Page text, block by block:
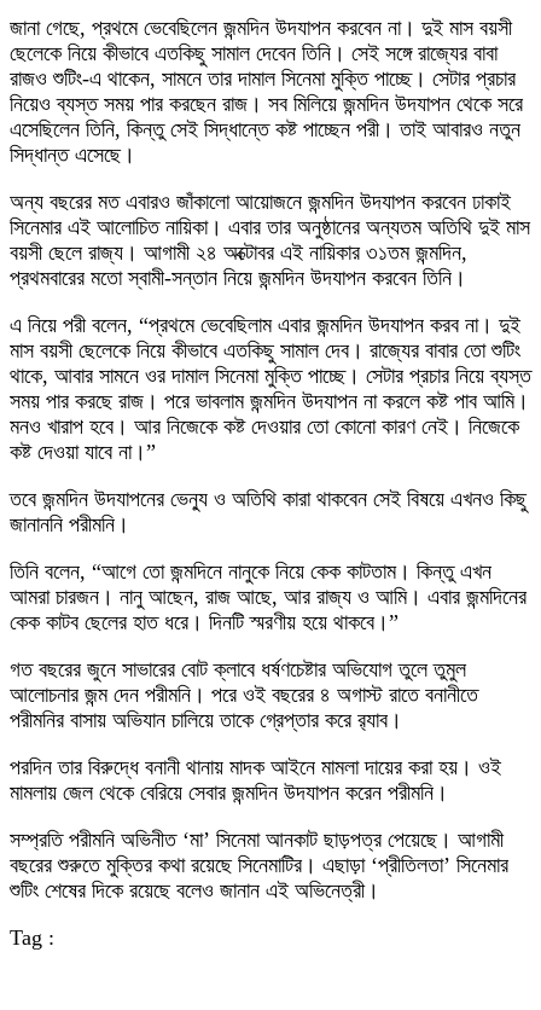
জানা গেছে, প্রথমে ভেবেছিলেন জন্মদিন উদযাপন করবেন না। দুই মাস বয়সী
ছেলেকে নিয়ে কীভাবে এতকিছু সামাল দেবেন তিনি। সেই সঙ্গে রাজ্যের বাবা
রাজও শুটিং-এ থাকেন, সামনে তার দামাল সিনেমা মুক্তি পাচ্ছে। সেটার প্রচার
নিয়েও ব্যস্ত সময় পার করছেন রাজ। সব মিলিয়ে জন্মদিন উদযাপন থেকে সরে
এসেছিলেন তিনি, কিন্তু সেই সিদ্ধান্তে কষ্ট পাচ্ছেন পরী। তাই আবারও নতুন
সিদ্ধান্ত এসেছে।
অন্য বছরের মত এবারও জাঁকালো আয়োজনে জন্মদিন উদযাপন করবেন ঢাকাই
সিনেমার এই আলোচিত নায়িকা। এবার তার অনুষ্ঠানের অন্যতম অতিথি দুই মাস
বয়সী ছেলে রাজ্য। আগামী ২৪ অক্টোবর এই নায়িকার ৩১তম জন্মদিন,
প্রথমবারের মতো স্বামী-সন্তান নিয়ে জন্মদিন উদযাপন করবেন তিনি।
এ নিয়ে পরী বলেন, “প্রথমে ভেবেছিলাম এবার জন্মদিন উদযাপন করব না। দুই
মাস বয়সী ছেলেকে নিয়ে কীভাবে এতকিছু সামাল দেব। রাজ্যের বাবার তো শুটিং
থাকে, আবার সামনে ওর দামাল সিনেমা মুক্তি পাচ্ছে। সেটার প্রচার নিয়ে ব্যস্ত
সময় পার করছে রাজ। পরে ভাবলাম জন্মদিন উদযাপন না করলে কষ্ট পাব আমি।
মনও খারাপ হবে। আর নিজেকে কষ্ট দেওয়ার তো কোনো কারণ নেই। নিজেকে
কষ্ট দেওয়া যাবে না।”
তবে জন্মদিন উদযাপনের ভেন্যু ও অতিথি কারা থাকবেন সেই বিষয়ে এখনও কিছু
জানাননি পরীমনি।
তিনি বলেন, “আগে তো জন্মদিনে নানুকে নিয়ে কেক কাটতাম। কিন্তু এখন
আমরা চারজন। নানু আছেন, রাজ আছে, আর রাজ্য ও আমি। এবার জন্মদিনের
কেক কাটব ছেলের হাত ধরে। দিনটি স্মরণীয় হয়ে থাকবে।”
গত বছরের জুনে সাভারের বোট ক্লাবে ধর্ষণচেষ্টার অভিযোগ তুলে তুমুল
আলোচনার জন্ম দেন পরীমনি। পরে ওই বছরের ৪ অগাস্ট রাতে বনানীতে
পরীমনির বাসায় অভিযান চালিয়ে তাকে গ্রেপ্তার করে র‌্যাব।
পরদিন তার বিরুদ্ধে বনানী থানায় মাদক আইনে মামলা দায়ের করা হয়। ওই
মামলায় জেল থেকে বেরিয়ে সেবার জন্মদিন উদযাপন করেন পরীমনি।
সম্প্রতি পরীমনি অভিনীত ‘মা’ সিনেমা আনকাট ছাড়পত্র পেয়েছে। আগামী
বছরের শুরুতে মুক্তির কথা রয়েছে সিনেমাটির। এছাড়া ‘প্রীতিলতা’ সিনেমার
শুটিং শেষের দিকে রয়েছে বলেও জানান এই অভিনেত্রী।
Tag :